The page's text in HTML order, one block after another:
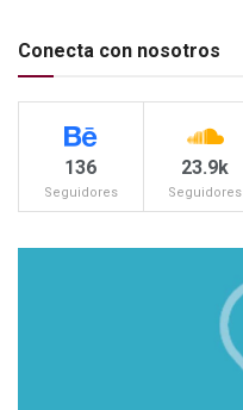
Conecta con nosotros
136
Seguidores
23.9k
Seguidores